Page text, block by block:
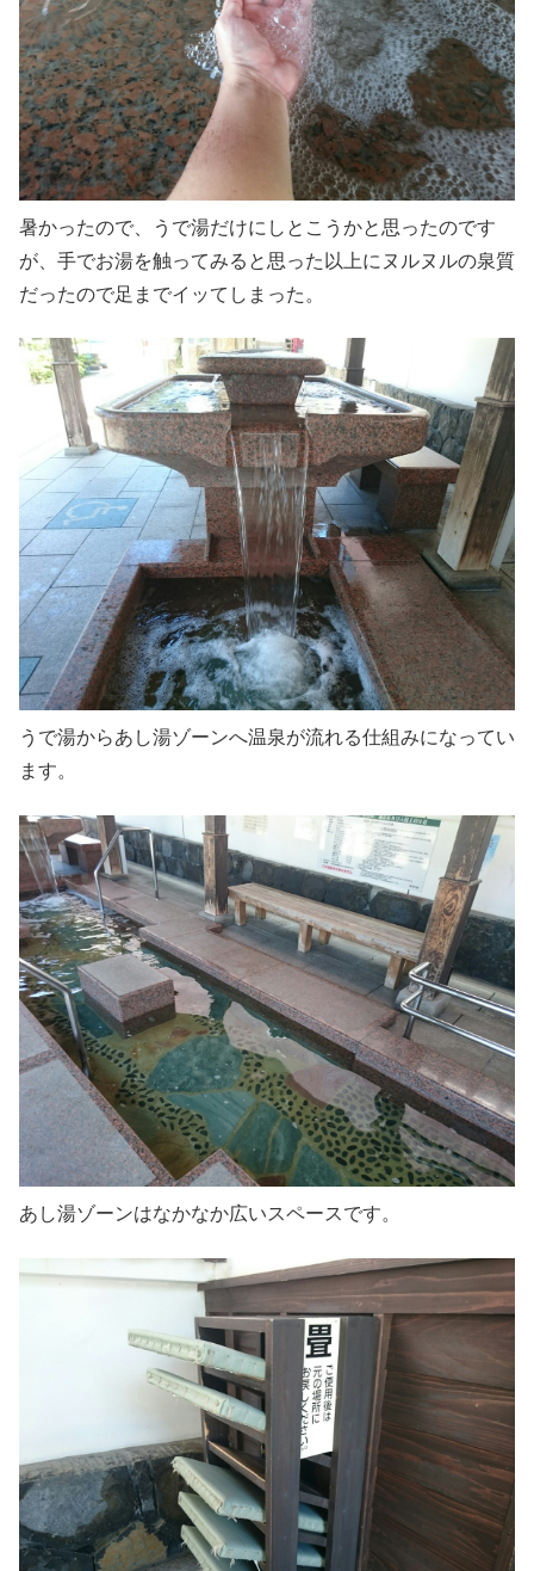
暑かったので、うで湯だけにしとこうかと思ったのです
が、手でお湯を触ってみると思った以上にヌルヌルの泉質
だったので足までイッてしまった。
うで湯からあし湯ゾーンへ温泉が流れる仕組みになってい
ます。
あし湯ゾーンはなかなか広いスペースです。